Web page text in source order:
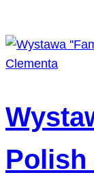
Polish